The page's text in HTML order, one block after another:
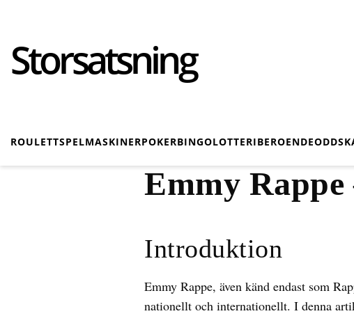
Storsatsning
ROULETTSPELMASKINERPOKERBINGOLOTTERIBEROENDEODDS
Emmy
Introduktion
Emmy Rappe, även känd endast som
nationellt och internationellt. I denna